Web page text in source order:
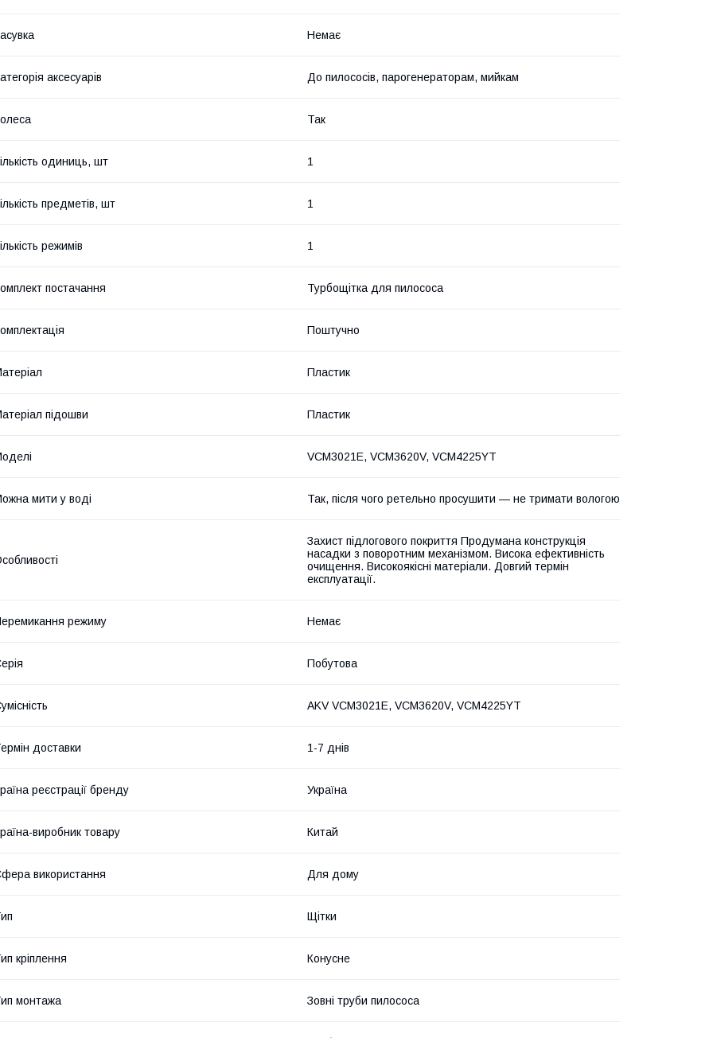
Немає
аксесуарів До пилососів, парогенераторам, мийкам
Так
одиниць, шт 1
предметів, шт 1
режимів 1
постачання Турбощітка для пилососа
Поштучно
Пластик
підошви Пластик
VCM3021E, VCM3620V, VCM4225YT
мити у воді Так, після чого ретельно просушити — не тримати вологою
Захист підлогового покриття Продумана конструкція
насадки з поворотним механізмом. Висока ефективність
очищення. Високоякісні матеріали. Довгий термін
експлуатації.
режиму Немає
Побутова
AKV VCM3021E, VCM3620V, VCM4225YT
доставки 1-7 днів
реєстрації бренду Україна
виробник товару Китай
використання Для дому
Щітки
кріплення Конусне
монтажа Зовні труби пилососа